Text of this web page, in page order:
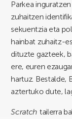
Parkea
zuhaitzen
sekuentzia eta
hainbat zuhaitz-
dituzte gazteek,
ere, euren
hartuz. Bestalde,
aztertuko dute,
Scratch tailerra